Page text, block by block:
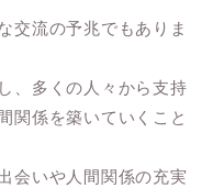
交流の予兆でもありま
、多くの人々から支持
関係を築いていくこと
会いや人間関係の充実